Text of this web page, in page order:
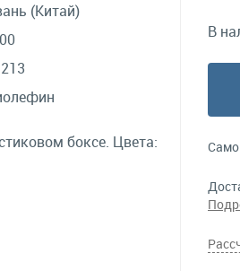
(Китай)
боксе. Цвета:
В